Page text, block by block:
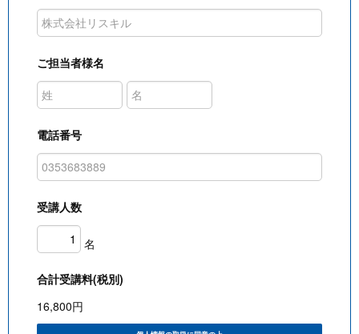
ご担当者様名
電話番号
受講人数
名
合計受講料(税別)
16,800円